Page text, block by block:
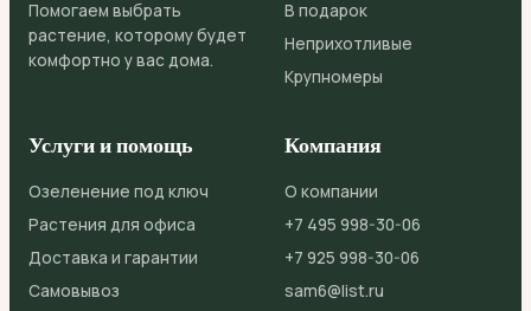
Помогаем выбрать
растение, которому будет
комфортно у вас дома.
В подарок
Неприхотливые
Крупномеры
Услуги и помощь
Озеленение под ключ
Растения для офиса
Доставка и гарантии
Самовывоз
Компания
О компании
+7 495 998-30-06
+7 925 998-30-06
sam6@list.ru